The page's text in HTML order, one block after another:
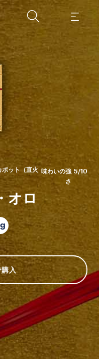
ポット（直火
味わいの強
さ
5/10
オロ
入